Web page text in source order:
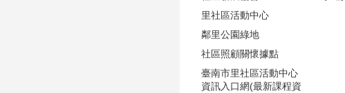
里社區活動中心
鄰里公園綠地
社區照顧關懷據點
臺南市里社區活動中心
資訊入口網(最新課程資